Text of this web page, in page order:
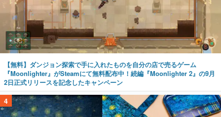
【無料】ダンジョン探索で手に入れたものを自分の店で売るゲーム
『Moonlighter』がSteamにて無料配布中！続編『Moonlighter 2』の9月
2日正式リリースを記念したキャンペーン
4